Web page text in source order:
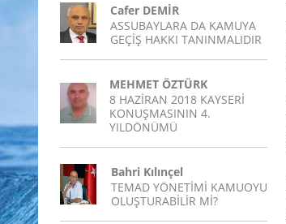
Cafer DEMİR
ASSUBAYLARA DA KAMUYA
GEÇİŞ HAKKI TANINMALIDIR
MEHMET ÖZTÜRK
8 HAZİRAN 2018 KAYSERİ
KONUŞMASININ 4.
YILDÖNÜMÜ
Bahri Kılınçel
TEMAD YÖNETİMİ KAMUOYU
OLUŞTURABİLİR Mİ?